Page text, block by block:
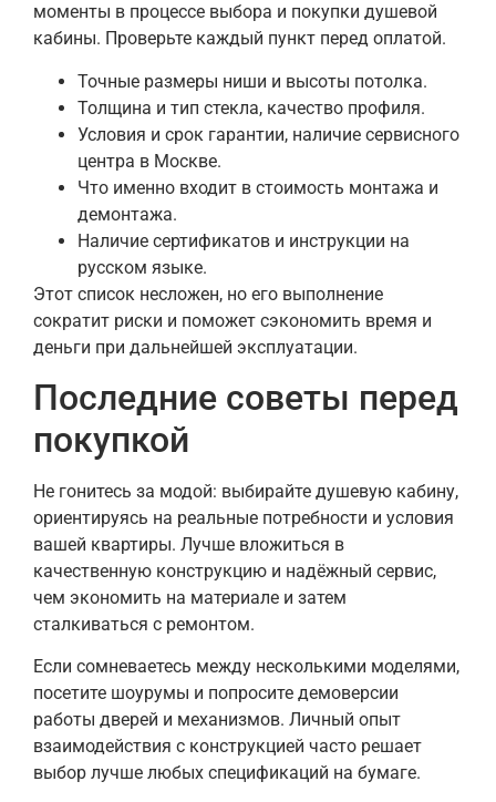
моменты в процессе выбора и покупки душевой
кабины. Проверьте каждый пункт перед оплатой.
Точные размеры ниши и высоты потолка.
Толщина и тип стекла, качество профиля.
Условия и срок гарантии, наличие сервисного
центра в Москве.
Что именно входит в стоимость монтажа и
демонтажа.
Наличие сертификатов и инструкции на
русском языке.
Этот список несложен, но его выполнение
сократит риски и поможет сэкономить время и
деньги при дальнейшей эксплуатации.
Последние советы перед
покупкой
Не гонитесь за модой: выбирайте душевую кабину,
ориентируясь на реальные потребности и условия
вашей квартиры. Лучше вложиться в
качественную конструкцию и надёжный сервис,
чем экономить на материале и затем
сталкиваться с ремонтом.
Если сомневаетесь между несколькими моделями,
посетите шоурумы и попросите демоверсии
работы дверей и механизмов. Личный опыт
взаимодействия с конструкцией часто решает
выбор лучше любых спецификаций на бумаге.